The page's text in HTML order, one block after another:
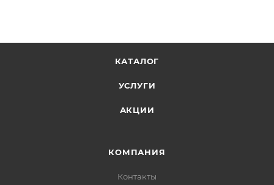
КАТАЛОГ
УСЛУГИ
АКЦИИ
КОМПАНИЯ
Контакты